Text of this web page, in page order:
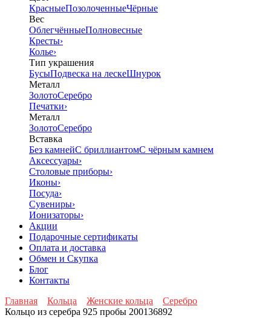
КрасныеПозолоченныеЧёрные
Вес
ОблегчённыеПолновесные
Кресты›
Колье›
Тип украшения
БусыПодвеска на лескеШнурок
Металл
ЗолотоСеребро
Печатки›
Металл
ЗолотоСеребро
Вставка
Без камнейС бриллиантомС чёрным камнем
Аксессуары›
Столовые приборы›
Иконы›
Посуда›
Сувениры›
Ионизаторы›
Акции
Подарочные сертификаты
Оплата и доставка
Обмен и Скупка
Блог
Контакты
Главная
Кольца Женские кольца
Серебро
Кольцо из серебра 925 пробы 200136892